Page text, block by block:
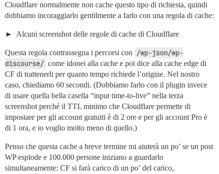
Cloudflare normalmente non cache questo tipo di richiesta, quindi
dobbiamo incoraggiarlo gentilmente a farlo con una regola di cache:
Alcuni screenshot delle regole di cache di Cloudflare
Questa regola contrassegna i percorsi con
/wp-json/wp-
discourse/ come idonei alla cache e poi dice alla cache edge di
CF di trattenerli per quanto tempo richiede l’origine. Nel nostro
caso, chiediamo 60 secondi. (Dobbiamo farlo con il plugin invece
di usare quella bella casella “input time-to-live” nella terza
screenshot perché il TTL minimo che Cloudflare permette di
impostare per gli account gratuiti è di 2 ore e per gli account Pro è
di 1 ora, e io voglio molto meno di quello.)
Penso che questa cache a breve termine mi aiuterà un po’ se un post
WP esplode e 100.000 persone iniziano a guardarlo
simultaneamente: CF si farà carico di un po’ del carico,